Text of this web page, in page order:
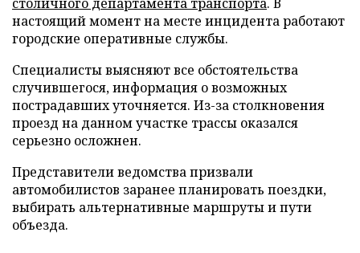
настоящий момент на месте инцидента работают
городские оперативные службы.
Специалисты выясняют все обстоятельства
случившегося, информация о возможных
пострадавших уточняется. Из-за столкновения
проезд на данном участке трассы оказался
серьезно осложнен.
Представители ведомства призвали
автомобилистов заранее планировать поездки,
выбирать альтернативные маршруты и пути
объезда.